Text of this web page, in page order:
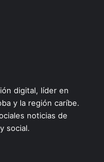
digital, líder en
y la región caríbe.
noticias de
social.